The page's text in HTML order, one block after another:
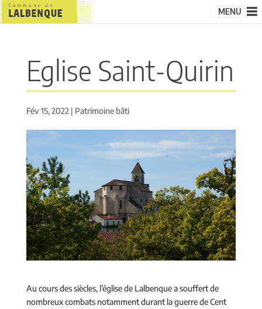
MENU
Eglise Saint-Quirin
Fév 15, 2022| Patrimoine bâti
Au cours des siècles, l’église de Lalbenque a souffert de
nombreux combats notamment durant la guerre de Cent